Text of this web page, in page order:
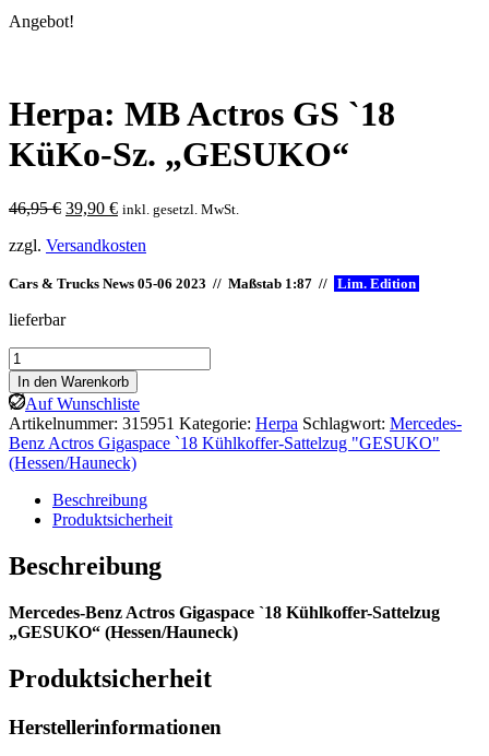
Angebot!
Herpa: MB Actros GS `18
KüKo-Sz. „GESUKO“
46,95€ Ursprünglicher
war:
39,90 €Aktueller
ist:
inkl. gesetzl. MwSt.
zzgl. Versandkosten
Cars & Trucks News 05-06 2023 // Maßstab 1:87 // Lim. Edition
lieferbar
Herpa:
MB
Actros
GS
`18
KüKo-
Sz.
"GESUKO"
Menge
In den Warenkorb
Auf Wunschliste
Artikelnummer: 315951 Kategorie: Herpa Schlagwort: Mercedes-
Benz Actros Gigaspace `18 Kühlkoffer-Sattelzug "GESUKO"
(Hessen/Hauneck)
Beschreibung
Produktsicherheit
Beschreibung
Mercedes-Benz Actros Gigaspace `18 Kühlkoffer-Sattelzug
„GESUKO“ (Hessen/Hauneck)
Produktsicherheit
Herstellerinformationen